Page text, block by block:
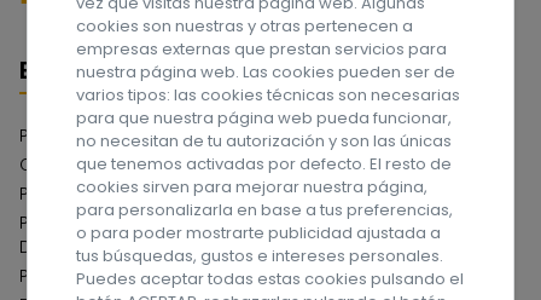
Enlaces
Política de privacidad
Compromiso con la Protección de Datos
Política de cookies
Política del Sistema Interno de Información Canal de
Denuncias
Política de Serguidad de la Información
cookies son nuestras y otras pertenecen a
empresas externas que prestan servicios para
nuestra página web. Las cookies pueden ser de
varios tipos: las cookies técnicas son necesarias
para que nuestra página web pueda funcionar,
no necesitan de tu autorización y son las únicas
que tenemos activadas por defecto. El resto de
cookies sirven para mejorar nuestra página,
para personalizarla en base a tus preferencias,
o para poder mostrarte publicidad ajustada a
tus búsquedas, gustos e intereses personales.
Puedes aceptar todas estas cookies pulsando el